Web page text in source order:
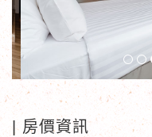
| 房價資訊